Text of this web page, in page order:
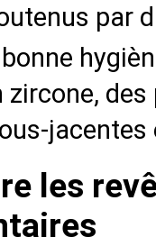
par
bonne
zircone,
jacentes
les